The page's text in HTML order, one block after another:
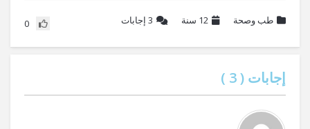
طب وصحة 12 سنة 3 إجابات 0
إجابات (3
)